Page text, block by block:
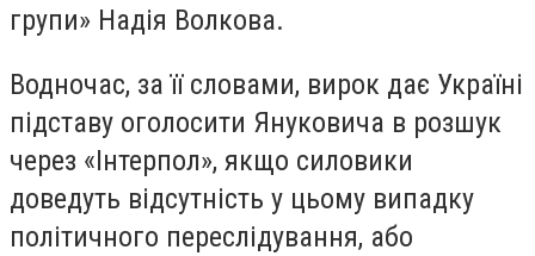
групи» Надія Волкова.
Водночас, за її словами, вирок дає Україні
підставу оголосити Януковича в розшук
через «Інтерпол», якщо силовики
доведуть відсутність у цьому випадку
політичного переслідування, або